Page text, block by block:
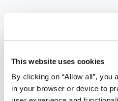
This website uses cookies
By clicking on “Allow all”, you
in your browser or device to
Wellness center
Pelegrin Plava